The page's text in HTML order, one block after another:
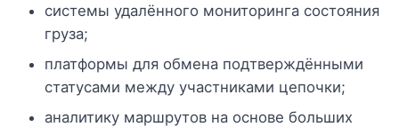
системы удалённого мониторинга состояния
груза;
платформы для обмена подтверждёнными
статусами между участниками цепочки;
аналитику маршрутов на основе больших